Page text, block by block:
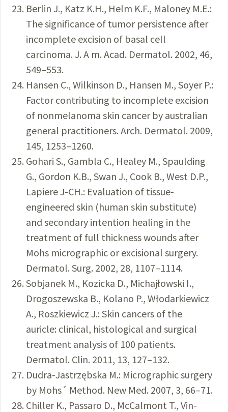
Berlin J., Katz K.H., Helm K.F., Maloney M.E.:
The significance of tumor persistence after
incomplete excision of basal cell
carcinoma. J. A m. Acad. Dermatol. 2002, 46,
549–553.
Hansen C., Wilkinson D., Hansen M., Soyer P.:
Factor contributing to incomplete excision
of nonmelanoma skin cancer by australian
general practitioners. Arch. Dermatol. 2009,
145, 1253–1260.
Gohari S., Gambla C., Healey M., Spaulding
G., Gordon K.B., Swan J., Cook B., West D.P.,
Lapiere J-CH.: Evaluation of tissue-
engineered skin (human skin substitute)
and secondary intention healing in the
treatment of full thickness wounds after
Mohs micrographic or excisional surgery.
Dermatol. Surg. 2002, 28, 1107–1114.
Sobjanek M., Kozicka D., Michajłowski I.,
Drogoszewska B., Kolano P., Włodarkiewicz
A., Roszkiewicz J.: Skin cancers of the
auricle: clinical, histological and surgical
treatment analysis of 100 patients.
Dermatol. Clin. 2011, 13, 127–132.
Dudra-Jastrzębska M.: Micrographic surgery
by Mohs´ Method. New Med. 2007, 3, 66–71.
Chiller K., Passaro D., McCalmont T., Vin-